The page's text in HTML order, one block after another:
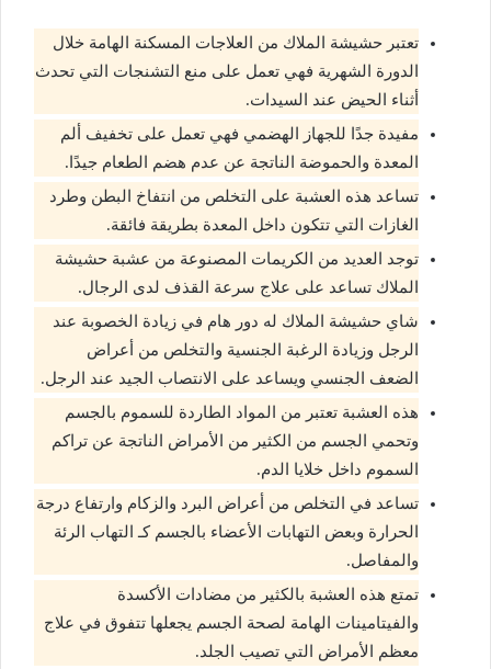
تعتبر حشيشة الملاك من العلاجات المسكنة الهامة خلال
الدورة الشهرية فهي تعمل على منع التشنجات التي تحدث
أثناء الحيض عند السيدات.
مفيدة جدًا للجهاز الهضمي فهي تعمل على تخفيف ألم
المعدة والحموضة الناتجة عن عدم هضم الطعام جيدًا.
تساعد هذه العشبة على التخلص من انتفاخ البطن وطرد
الغازات التي تتكون داخل المعدة بطريقة فائقة.
توجد العديد من الكريمات المصنوعة من عشبة حشيشة
الملاك تساعد على علاج سرعة القذف لدى الرجال.
شاي حشيشة الملاك له دور هام في زيادة الخصوبة عند
الرجل وزيادة الرغبة الجنسية والتخلص من أعراض
الضعف الجنسي ويساعد على الانتصاب الجيد عند الرجل.
هذه العشبة تعتبر من المواد الطاردة للسموم بالجسم
وتحمي الجسم من الكثير من الأمراض الناتجة عن تراكم
السموم داخل خلايا الدم.
تساعد في التخلص من أعراض البرد والزكام وارتفاع درجة
الحرارة وبعض التهابات الأعضاء بالجسم كـ التهاب الرئة
والمفاصل.
تمتع هذه العشبة بالكثير من مضادات الأكسدة
والفيتامينات الهامة لصحة الجسم يجعلها تتفوق في علاج
معظم الأمراض التي تصيب الجلد.